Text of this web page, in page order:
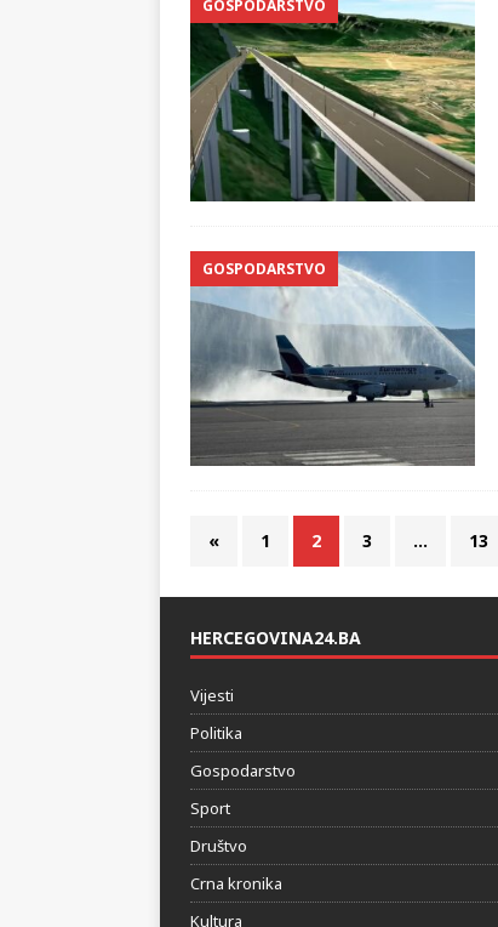
GOSPODARSTVO
GOSPODARSTVO
Vijesti
Politika
Gospodarstvo
Sport
Društvo